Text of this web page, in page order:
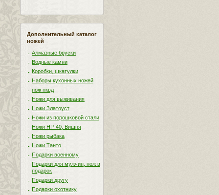
Дополнительный каталог
ножей
Алмазные бруски
Водные камни
Коробки, шкатулки
Наборы кухонных ножей
нож нквд
Ножи для выживания
Ножи Златоуст
Ножи из порошковой стали
Ножи НР-40, Вишня
Ножи рыбака
Ножи Танто
Подарки военному
Подарки для мужчин, нож в
подарок
Подарки другу
Подарки охотнику